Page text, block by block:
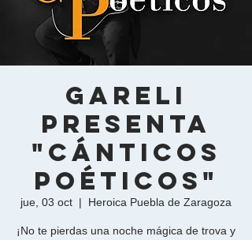
Gareli
presenta
"Cánticos
Poéticos"
jue, 03 oct
  |
Heroica Puebla de Zaragoza
¡No te pierdas una noche mágica de trova y